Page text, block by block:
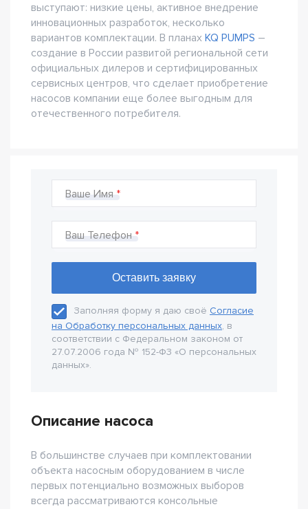
выступают: низкие цены, активное внедрение
инновационных разработок, несколько
вариантов комплектации. В планах KQ PUMPS –
создание в России развитой региональной сети
официальных дилеров и сертифицированных
сервисных центров, что сделает приобретение
насосов компании еще более выгодным для
отечественного потребителя.
Ваше Имя
Ваш Телефон
Заполняя форму я даю своё Согласие
на Обработку персональных данных, в
соответствии с Федеральном законом от
27.07.2006 года № 152-Ф3 «О персональных
данных».
Описание насоса
В большинстве случаев при комплектовании
объекта насосным оборудованием в числе
первых потенциально возможных выборов
всегда рассматриваются консольные